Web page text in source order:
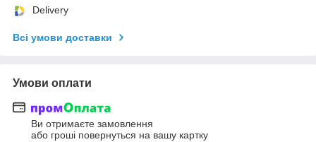
Delivery
Всі умови доставки
Умови оплати
Ви отримаєте замовлення
або гроші повернуться на вашу картку